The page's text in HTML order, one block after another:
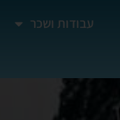
עבודות ושכר